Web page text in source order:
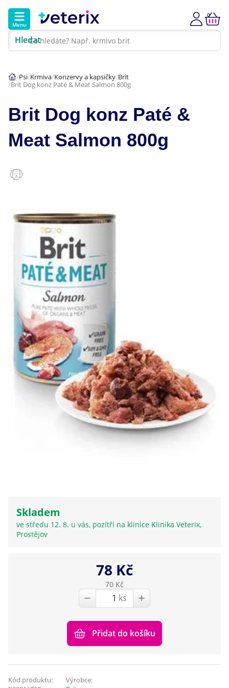
Menu
Hledat
0
Hlavní kategorie
Akce
Psi
Kočky
Dárkové poukazy
Klinika Veterix
777 319 516 (Po–Pá, 9–19h; So–Ne, 9–14h)
info@veterix.cz
E-shop Veterix
777 319 517 (Po–Pá, 8–15h)
eshop@veterix.cz
Psi Krmiva Konzervy a kapsičky Brit
Brit Dog konz Paté & Meat Salmon 800g
Brit Dog konz Paté &
Meat Salmon 800g
Skladem
ve středu 12. 8. u vás, pozítří na klinice Klinika Veterix,
Prostějov
78 Kč
70 Kč
ks
Přidat do košíku
Kód produktu:
Výrobce: